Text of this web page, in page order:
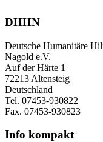
DHHN
Deutsche Humanitäre
Nagold e.V.
Auf der Härte 1
72213 Altensteig
Deutschland
Tel. 07453-930822
Fax. 07453-930823
Info kompakt